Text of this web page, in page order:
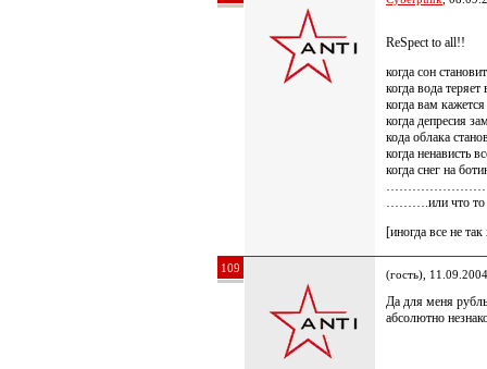
ReSpect to all!!
когда сон
когда вода теряет
когда вам
когда депресия
кода облака
когда ненависть
когда снег на
……….или что то
[иногда все не
109 (гость),
Да для меня
абсолютно